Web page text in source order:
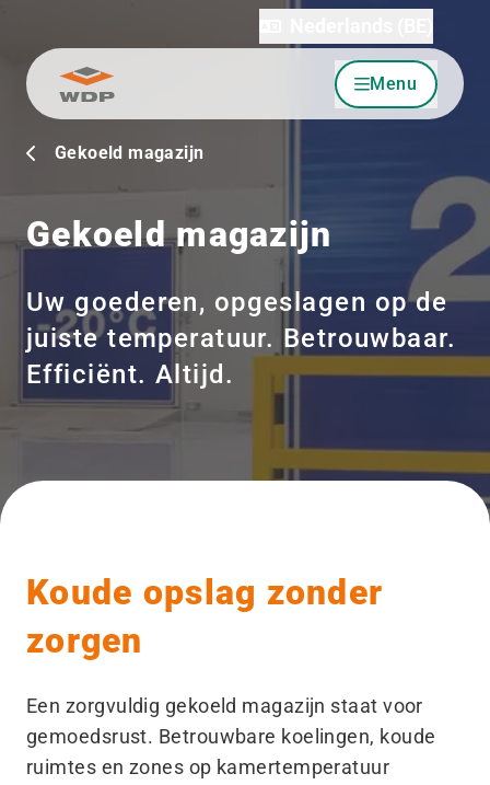
Ga naar inhoud Menu
Gekoeld magazijn
Gekoeld magazijn
Uw goederen, opgeslagen op de
juiste temperatuur. Betrouwbaar.
Efficiënt. Altijd.
Koude opslag zonder
zorgen
Een zorgvuldig gekoeld magazijn staat voor
gemoedsrust. Betrouwbare koelingen, koude
ruimtes en zones op kamertemperatuur